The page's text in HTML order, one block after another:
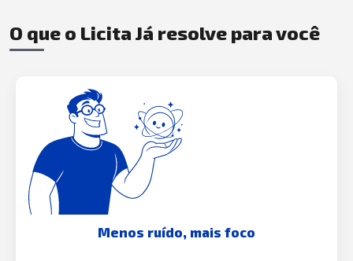
O que o Licita Já resolve para você
Menos ruído, mais foco